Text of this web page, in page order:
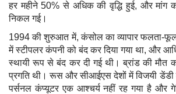
हर महीने 50% से अधिक की वृद्धि हुई, और मांग
निकल गई।
1994 की शुरुआत में, कंसोल का व्यापार फलता-
में स्टीपलर कंपनी को बंद कर दिया गया था, और
स्थायी रूप से बंद कर दी गई थी। ब्रांड की मौत
प्रगति थी। रूस और सीआईएस देशों में विजयी डेंडी
पर्सनल कंप्यूटर एक आश्चर्य नहीं रह गया है और